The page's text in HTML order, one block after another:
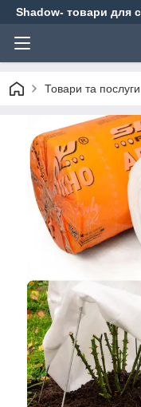
Shadow- товари для
Товари та послуги